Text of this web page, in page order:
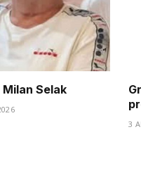
Milan Selak
3